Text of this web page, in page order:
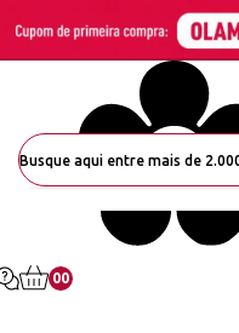
00